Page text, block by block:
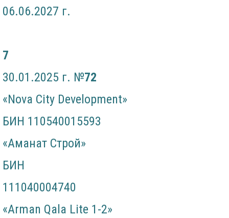
06.06.2027 г.
7
30.01.2025 г. №72
«Nova City Development»
БИН 110540015593
«Аманат Строй»
БИН
111040004740
«Arman Qala Lite 1-2»